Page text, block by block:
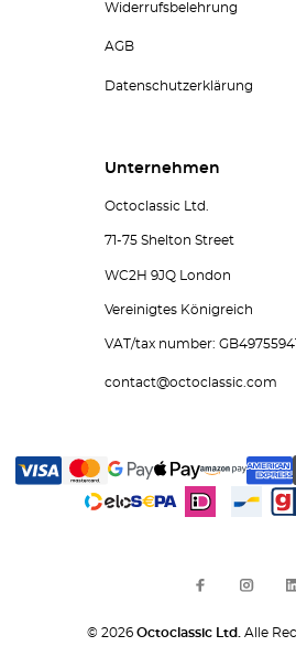
Widerrufsbelehrung
AGB
Datenschutzerklärung
Unternehmen
Octoclassic Ltd.
71-75 Shelton Street
WC2H 9JQ London
Vereinigtes Königreich
VAT/tax number:
contact@octoclassic.com
© 2026 Octoclassic Ltd. Alle